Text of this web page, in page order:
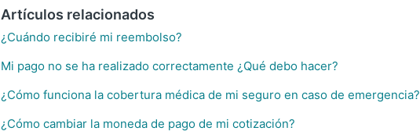
Artículos relacionados
¿Cuándo recibiré mi reembolso?
Mi pago no se ha realizado correctamente ¿Qué debo hacer?
¿Cómo funciona la cobertura médica de mi seguro en caso de emergencia?
¿Cómo cambiar la moneda de pago de mi cotización?